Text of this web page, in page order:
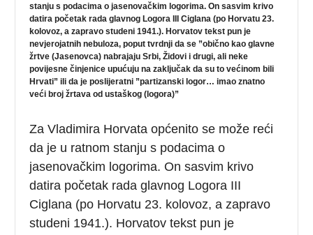
stanju s podacima o jasenovačkim logorima. On sasvim krivo
datira početak rada glavnog Logora III Ciglana (po Horvatu 23.
kolovoz, a zapravo studeni 1941.). Horvatov tekst pun je
nevjerojatnih nebuloza, poput tvrdnji da se ”obično kao glavne
žrtve (Jasenovca) nabrajaju Srbi, Židovi i drugi, ali neke
povijesne činjenice upućuju na zaključak da su to većinom bili
Hrvati” ili da je poslijeratni ”partizanski logor… imao znatno
veći broj žrtava od ustaškog (logora)”
Za Vladimira Horvata općenito se može reći
da je u ratnom stanju s podacima o
jasenovačkim logorima. On sasvim krivo
datira početak rada glavnog Logora III
Ciglana (po Horvatu 23. kolovoz, a zapravo
studeni 1941.). Horvatov tekst pun je